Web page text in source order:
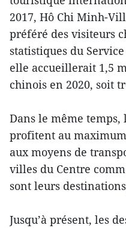
2017, Hô Chi Minh-
préféré des visiteurs
statistiques du
elle accueillerait 1,5
chinois en 2020, soit
Dans le même temps,
profitent au
aux moyens de
villes du Centre
sont leurs
Jusqu’à présent, les